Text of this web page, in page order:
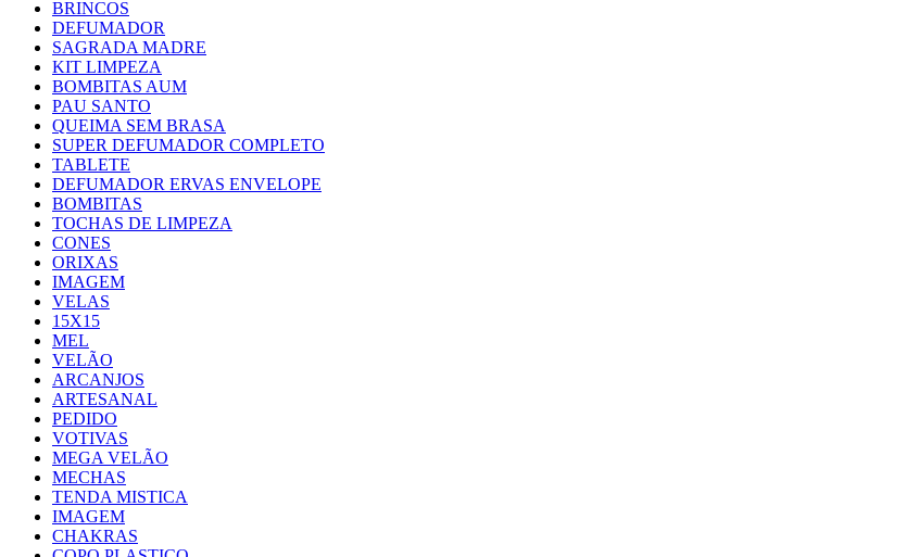
BRINCOS
DEFUMADOR
SAGRADA MADRE
KIT LIMPEZA
BOMBITAS AUM
PAU SANTO
QUEIMA SEM BRASA
SUPER DEFUMADOR COMPLETO
TABLETE
DEFUMADOR ERVAS ENVELOPE
BOMBITAS
TOCHAS DE LIMPEZA
CONES
ORIXAS
IMAGEM
VELAS
15X15
MEL
VELÃO
ARCANJOS
ARTESANAL
PEDIDO
VOTIVAS
MEGA VELÃO
MECHAS
TENDA MISTICA
IMAGEM
CHAKRAS